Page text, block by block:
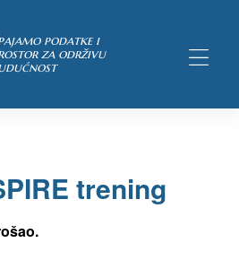
podatke i
za održivu
trening